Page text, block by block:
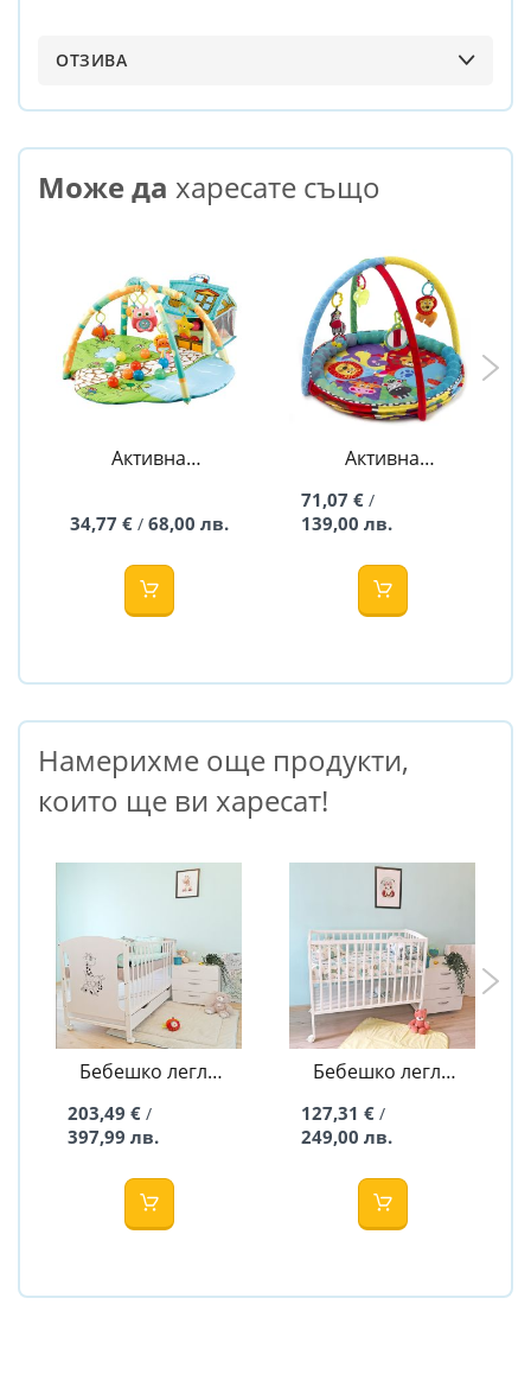
ОТЗИВА
Може да харесате също
Активна
34,77 €/ 68,00 лв.
Активна
Забавление -
Playgro
71,07 € /
139,00 лв.
Намерихме още продукти,
които ще ви харесат!
Бебешко легло
White
203,49 € /
397,99 лв.
Бебешко легло
127,31 € /
249,00 лв.